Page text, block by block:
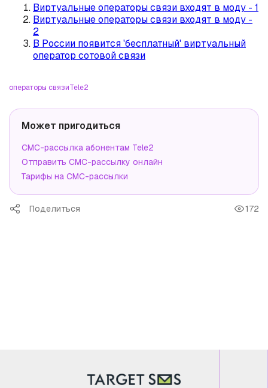
Виртуальные операторы связи входят в моду - 1
Виртуальные операторы связи входят в моду -
2
В России появится 'бесплатный' виртуальный
оператор сотовой связи
операторы связиTele2
Может пригодиться
СМС-рассылка абонентам Tele2
Отправить СМС-рассылку онлайн
Тарифы на СМС-рассылки
Поделиться 172